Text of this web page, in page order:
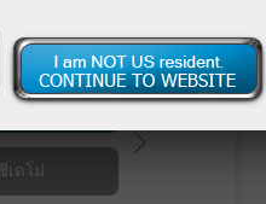
อขาย
เดโม่